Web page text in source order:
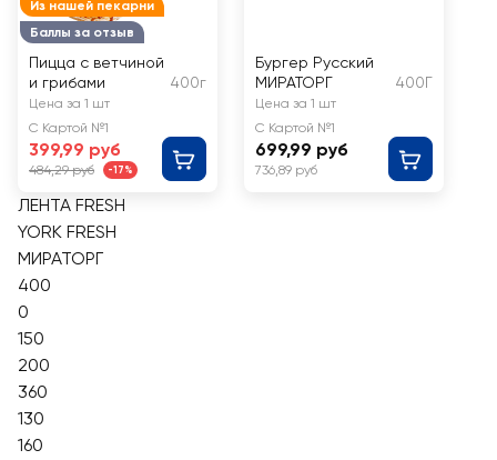
Из нашей пекарни
Баллы за отзыв
Пицца с ветчиной
и грибами
400г
Цена за 1 шт
С Картой №1
399,99 руб
484,29 руб -17%
Бургер Русский
МИРАТОРГ
400Г
Цена за 1 шт
С Картой №1
699,99 руб
736,89 руб
ЛЕНТА FRESH
YORK FRESH
МИРАТОРГ
400
0
150
200
360
130
160